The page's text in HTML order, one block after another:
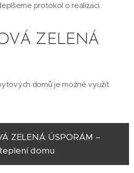
protokol o realizaci.
ZELENÁ
domů je možné využít
ZELENÁ ÚSPORÁM –
domu